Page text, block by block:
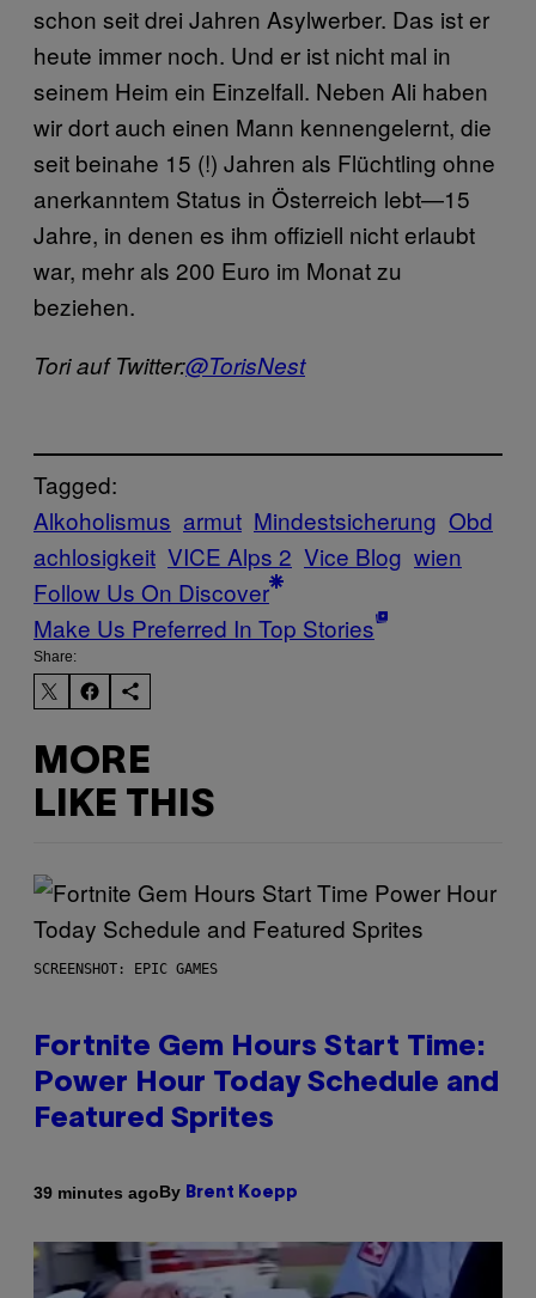
schon seit drei Jahren Asylwerber. Das ist er
heute immer noch. Und er ist nicht mal in
seinem Heim ein Einzelfall. Neben Ali haben
wir dort auch einen Mann kennengelernt, die
seit beinahe 15 (!) Jahren als Flüchtling ohne
anerkanntem Status in Österreich lebt—15
Jahre, in denen es ihm offiziell nicht erlaubt
war, mehr als 200 Euro im Monat zu
beziehen.
Tori auf Twitter:@TorisNest
Tagged:
Alkoholismus armut Mindestsicherung Obd
achlosigkeit VICE Alps 2 Vice Blog wien
Follow Us On Discover
Make Us Preferred In Top Stories
Share:
MORE
LIKE THIS
SCREENSHOT: EPIC GAMES
Fortnite Gem Hours Start Time:
Power Hour Today Schedule and
Featured Sprites
39 minutes agoBy Brent Koepp